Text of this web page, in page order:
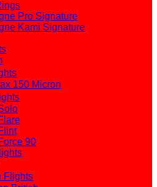
Pro Signature
Kami Signature
150 Micron
90
Flights